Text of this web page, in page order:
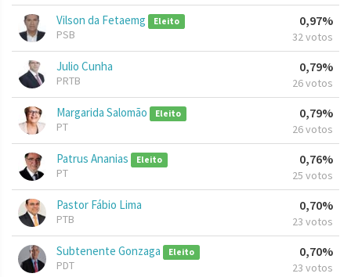
Vilson da Fetaemg Eleito
PSB
0,97%
32 votos
Julio Cunha
PRTB
0,79%
26 votos
Margarida Salomão Eleito
PT
0,79%
26 votos
Patrus Ananias Eleito
PT
0,76%
25 votos
Pastor Fábio Lima
PTB
0,70%
23 votos
Subtenente Gonzaga Eleito
PDT
0,70%
23 votos